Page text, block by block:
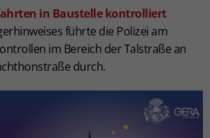
in Baustelle kontrolliert
führte die Polizei am
im Bereich der Talstraße an
durch.